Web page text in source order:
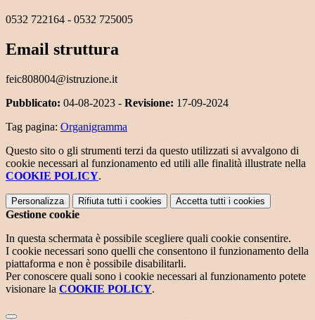
0532 722164 - 0532 725005
Email struttura
feic808004@istruzione.it
Pubblicato: 04-08-2023 - Revisione: 17-09-2024
Tag pagina: Organigramma
Questo sito o gli strumenti terzi da questo utilizzati si avvalgono di
cookie necessari al funzionamento ed utili alle finalità illustrate nella
COOKIE POLICY.
Personalizza Rifiuta tutti i cookies Accetta tutti i cookies
Gestione cookie
In questa schermata è possibile scegliere quali cookie consentire.
I cookie necessari sono quelli che consentono il funzionamento della
piattaforma e non è possibile disabilitarli.
Per conoscere quali sono i cookie necessari al funzionamento potete
visionare la COOKIE POLICY.